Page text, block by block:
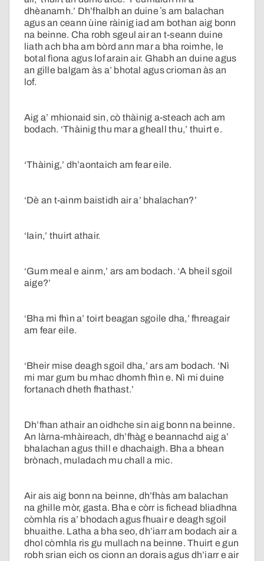
dhèanamh.’ Dh’fhalbh an duine ʼs am balachan
agus an ceann ùine ràinig iad am bothan aig bonn
na beinne. Cha robh sgeul air an t-seann duine
liath ach bha am bòrd ann mar a bha roimhe, le
botal fìona agus lof arain air. Ghabh an duine agus
an gille balgam às a’ bhotal agus crioman às an
lof.
Aig a’ mhionaid sin, cò thàinig a-steach ach am
bodach. ‘Thàinig thu mar a gheall thu,’ thuirt e.
‘Thàinig,’ dh’aontaich am fear eile.
‘Dè an t-ainm baistidh air a’ bhalachan?’
‘Iain,’ thuirt athair.
‘Gum meal e ainm,’ ars am bodach. ‘A bheil sgoil
aige?’
‘Bha mi fhìn a’ toirt beagan sgoile dha,’ fhreagair
am fear eile.
‘Bheir mise deagh sgoil dha,’ ars am bodach. ‘Nì
mi mar gum bu mhac dhomh fhìn e. Nì mi duine
fortanach dheth fhathast.’
Dh’fhan athair an oidhche sin aig bonn na beinne.
An làrna-mhàireach, dh’fhàg e beannachd aig a’
bhalachan agus thill e dhachaigh. Bha a bhean
brònach, muladach mu chall a mic.
Air ais aig bonn na beinne, dh’fhàs am balachan
na ghille mòr, gasta. Bha e còrr is fichead bliadhna
còmhla ris a’ bhodach agus fhuair e deagh sgoil
bhuaithe. Latha a bha seo, dh’iarr am bodach air a
dhol còmhla ris gu mullach na beinne. Thuirt e gun
robh srian eich os cionn an dorais agus dh’iarr e air